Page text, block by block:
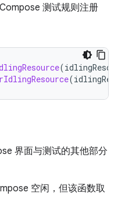
测试规则注册
(
(
界面与测试的其他部分
空闲，但该函数取